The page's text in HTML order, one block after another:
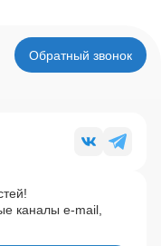
Обратный звонок
каналы e-mail,